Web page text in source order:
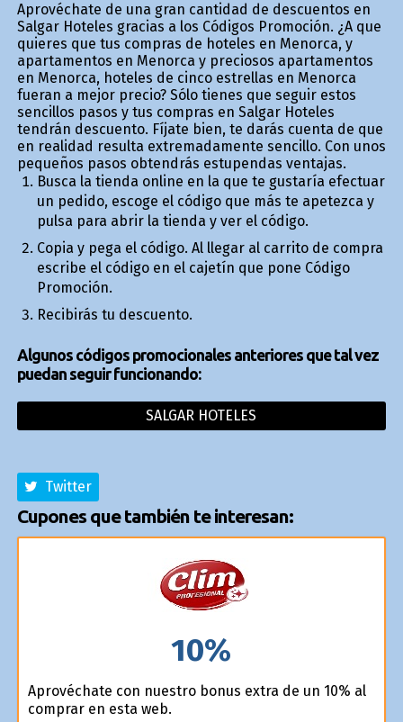
Aprovéchate de una gran cantidad de descuentos en
Salgar Hoteles gracias a los Códigos Promoción. ¿A que
quieres que tus compras de hoteles en Menorca, y
apartamentos en Menorca y preciosos apartamentos
en Menorca, hoteles de cinco estrellas en Menorca
fueran a mejor precio? Sólo tienes que seguir estos
sencillos pasos y tus compras en Salgar Hoteles
tendrán descuento. Fíjate bien, te darás cuenta de que
en realidad resulta extremadamente sencillo. Con unos
pequeños pasos obtendrás estupendas ventajas.
Busca la tienda online en la que te gustaría efectuar
un pedido, escoge el código que más te apetezca y
pulsa para abrir la tienda y ver el código.
Copia y pega el código. Al llegar al carrito de compra
escribe el código en el cajetín que pone Código
Promoción.
Recibirás tu descuento.
Algunos códigos promocionales anteriores que tal vez
puedan seguir funcionando:
SALGAR HOTELES
Twitter
Cupones que también te interesan:
10%
Aprovéchate con nuestro bonus extra de un 10% al
comprar en esta web.